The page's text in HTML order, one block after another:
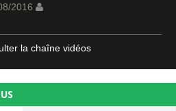
2016
la chaîne vidéos